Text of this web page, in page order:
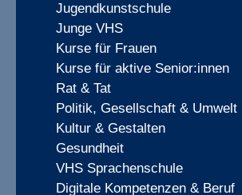
Jugendkunstschule
Junge VHS
Kurse für Frauen
Kurse für aktive Senior:innen
Rat & Tat
Politik, Gesellschaft & Umwelt
Kultur & Gestalten
Gesundheit
VHS Sprachenschule
Digitale Kompetenzen & Beruf